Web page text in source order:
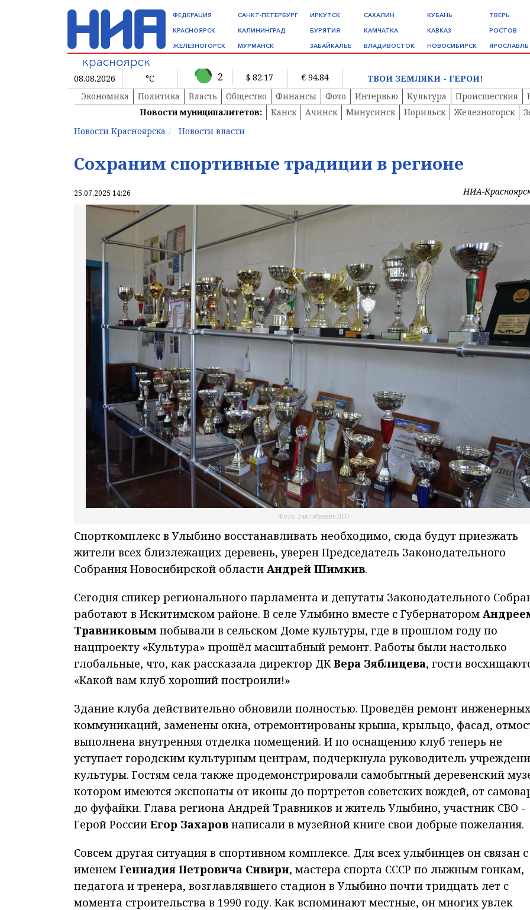
ФЕДЕРАЦИЯ
КРАСНОЯРСК
ЖЕЛЕЗНОГОРСК
САНКТ-ПЕТЕРБУРГ
КАЛИНИНГРАД
МУРМАНСК
ИРКУТСК
БУРЯТИЯ
ЗАБАЙКАЛЬЕ
САХАЛИН
КАМЧАТКА
ВЛАДИВОСТОК
КУБАНЬ
КАВКАЗ
НОВОСИБИРСК
ТВЕРЬ
РОСТОВ
ЯРОСЛАВЛЬ
08.08.2026 °C 2 $ 82.17 € 94.84
ТВОИ ЗЕМЛЯКИ - ГЕРОИ!
Экономика
Политика Власть Общество Финансы Фото Интервью Культура Происшествия
Новости муниципалитетов:
Канск Ачинск Минусинск Норильск Железногорск
Новости Красноярска
Новости власти
Сохраним спортивные традиции в регионе
25.07.2025 14:26 НИА-
Фото: Заксобрание НСО
Спорткомплекс в Улыбино восстанавливать необходимо, сюда будут приезжать
жители всех близлежащих деревень, уверен Председатель Законодательного
Собрания Новосибирской области Андрей Шимкив.
Сегодня спикер регионального парламента и депутаты Законодательного
работают в Искитимском районе. В селе Улыбино вместе с Губернатором
Травниковым побывали в сельском Доме культуры, где в прошлом году по
нацпроекту «Культура» прошёл масштабный ремонт. Работы были настолько
глобальные, что, как рассказала директор ДК Вера Зяблицева, гости
«Какой вам клуб хороший построили!»
Здание клуба действительно обновили полностью. Проведён ремонт инженерных
коммуникаций, заменены окна, отремонтированы крыша, крыльцо, фасад,
выполнена внутренняя отделка помещений. И по оснащению клуб теперь не
уступает городским культурным центрам, подчеркнула руководитель
культуры. Гостям села также продемонстрировали самобытный деревенский
котором имеются экспонаты от иконы до портретов советских вождей, от
до фуфайки. Глава региона Андрей Травников и житель Улыбино, участник СВО -
Герой России Егор Захаров написали в музейной книге свои добрые пожелания.
Совсем другая ситуация в спортивном комплексе. Для всех улыбинцев он связан с
именем Геннадия Петровича Сивири, мастера спорта СССР по лыжным гонкам,
педагога и тренера, возглавлявшего стадион в Улыбино почти тридцать лет с
момента строительства в 1990 году. Как вспоминают местные, он многих увлек